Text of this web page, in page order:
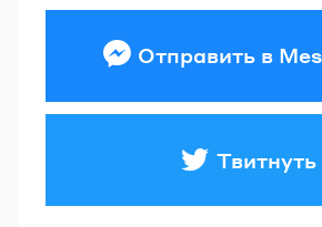
Отправить в
Твитнуть